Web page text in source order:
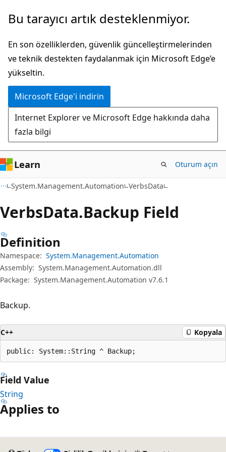
Ana
atla
Sayfa
gezintiye
atla
Bu tarayıcı artık desteklenmiyor.
En son özelliklerden, güvenlik güncelleştirmelerinden
ve teknik destekten faydalanmak için Microsoft Edge’e
yükseltin.
Microsoft Edge'i indirin
Internet Explorer ve Microsoft Edge hakkında daha
fazla bilgi
Learn Oturum açın
System.Management.Automation VerbsData
VerbsData.Backup Field
Definition
Namespace: System.Management.Automation
Assembly: System.Management.Automation.dll
Package: System.Management.Automation v7.6.1
Backup.
C++ Kopyala
public: System::String ^ Backup;
Field Value
String
Applies to